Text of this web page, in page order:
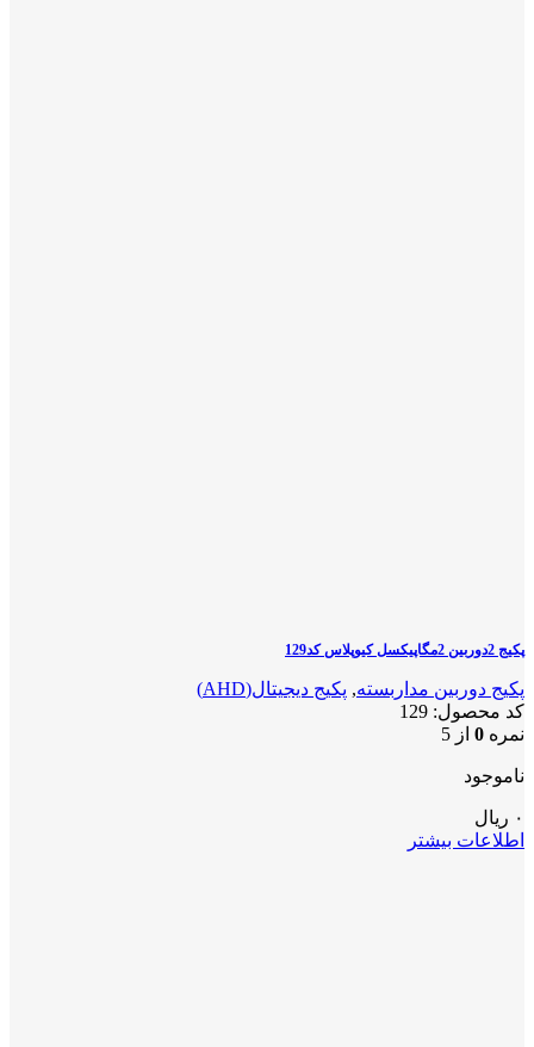
پکیج 2دوربین 2مگاپیکسل کیوپلاس کد129
پکیج دوربین مداربسته, پکیج دیجیتال(AHD)
کد محصول: 129
نمره 0 از 5
ناموجود
۰ ریال
اطلاعات بیشتر